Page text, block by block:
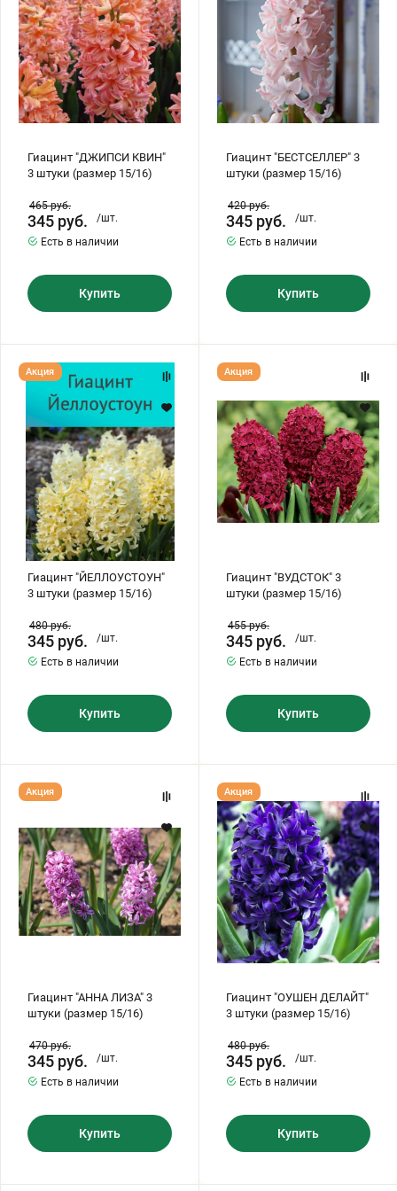
Шарафуга
Бирючина
Плющ
ПАМПАСНАЯ ТРАВА
Кизильник саженец
Олеандр саженцы
Экзотические растения
Декоративные саженцы
Клематис
Гвоздика саженцы
Хризантемы саженцы
Зелень и пряные травы
(размер
15/16)
Гиацинт "ДЖИПСИ КВИН"
3 штуки (размер 15/16)
465руб.
345 руб.
/шт.
Есть в наличии
Купить
Гиацинт "БЕСТСЕЛЛЕР" 3
штуки (размер 15/16)
420руб.
345 руб.
/шт.
Есть в наличии
Купить
Гиацинт
"ЙЕЛЛОУСТОУН"
(размер
15/16)
Гиацинт "ЙЕЛЛОУСТОУН"
3 штуки (размер 15/16)
Акция
480руб.
345 руб.
/шт.
Есть в наличии
Купить
Гиацинт
"ВУДСТОК"
штуки
(размер
15/16)
Гиацинт "ВУДСТОК" 3
штуки (размер 15/16)
Акция
455руб.
345 руб.
/шт.
Есть в наличии
Купить
Гиацинт
"АННА
3
штуки
(размер
15/16)
Гиацинт "АННА ЛИЗА" 3
штуки (размер 15/16)
Акция
470руб.
345 руб.
/шт.
Есть в наличии
Купить
Гиацинт
"ОУШЕН
ДЕЛАЙТ"
3
штуки
(размер
15/16)
Гиацинт "ОУШЕН ДЕЛАЙТ"
3 штуки (размер 15/16)
Акция
480руб.
345 руб.
/шт.
Есть в наличии
Купить